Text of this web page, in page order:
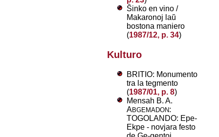
Ŝinko en vino /
Makaronoj laŭ
bostona maniero
(1987/12, p. 34)
Kulturo
BRITIO: Monumento
tra la tegmento
(1987/01, p. 8)
Mensah B. A.
ABGEMADON:
TOGOLANDO: Epe-
Ekpe - novjara festo